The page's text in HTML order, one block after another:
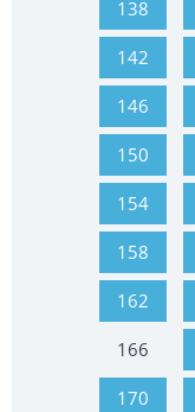
138
142
146
150
154
158
162
166
170